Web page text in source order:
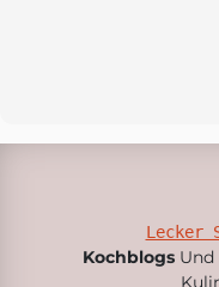
Lecker
Kochblogs Und